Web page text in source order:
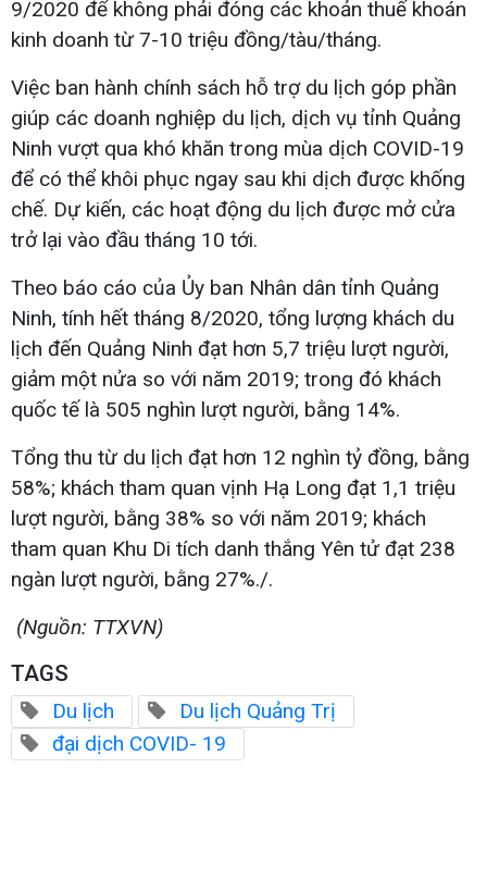
9/2020 để không phải đóng các khoản thuế khoán
kinh doanh từ 7-10 triệu đồng/tàu/tháng.
Việc ban hành chính sách hỗ trợ du lịch góp phần
giúp các doanh nghiệp du lịch, dịch vụ tỉnh Quảng
Ninh vượt qua khó khăn trong mùa dịch COVID-19
để có thể khôi phục ngay sau khi dịch được khống
chế. Dự kiến, các hoạt động du lịch được mở cửa
trở lại vào đầu tháng 10 tới.
Theo báo cáo của Ủy ban Nhân dân tỉnh Quảng
Ninh, tính hết tháng 8/2020, tổng lượng khách du
lịch đến Quảng Ninh đạt hơn 5,7 triệu lượt người,
giảm một nửa so với năm 2019; trong đó khách
quốc tế là 505 nghìn lượt người, bằng 14%.
Tổng thu từ du lịch đạt hơn 12 nghìn tỷ đồng, bằng
58%; khách tham quan vịnh Hạ Long đạt 1,1 triệu
lượt người, bằng 38% so với năm 2019; khách
tham quan Khu Di tích danh thắng Yên tử đạt 238
ngàn lượt người, bằng 27%./.
(Nguồn: TTXVN)
TAGS
Du lịch
Du lịch Quảng Trị
đại dịch COVID- 19